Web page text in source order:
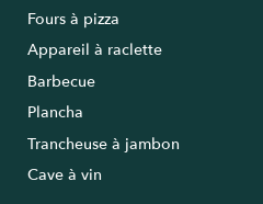
Fours à pizza
Appareil à raclette
Barbecue
Plancha
Trancheuse à jambon
Cave à vin